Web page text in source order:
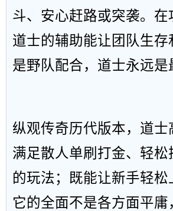
斗、安心赶路或突袭。
道士的辅助能让团队生
是野队配合，道士永远
纵观传奇历代版本，道
满足散人单刷打金、轻
的玩法；既能让新手轻
它的全面不是各方面平